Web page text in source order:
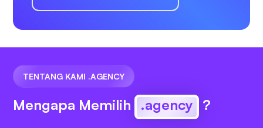
TENTANG KAMI .AGENCY
Mengapa Memilih .agency ?